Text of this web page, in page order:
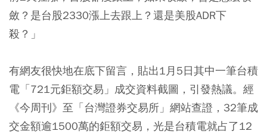
斂？是台股2330漲上去跟上？還是美股ADR下
殺？」
有網友很快地在底下留言，貼出1月5日其中一筆台積
電「721元鉅額交易」成交資料截圖，引發熱議。經
《今周刊》至「台灣證券交易所」網站查證，32筆成
交金額逾1500萬的鉅額交易，光是台積電就占了12